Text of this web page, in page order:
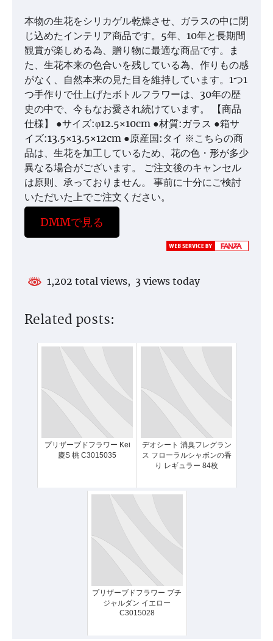
本物の生花をシリカゲル乾燥させ、ガラスの中に閉
じ込めたインテリア商品です。5年、10年と長期間
観賞が楽しめる為、贈り物に最適な商品です。ま
た、生花本来の色合いを残している為、作りもの感
がなく、自然本来の見た目を維持しています。1つ1
つ手作りで仕上げたボトルフラワーは、30年の歴
史の中で、今もなお愛され続けています。 【商品
仕様】 ●サイズ:φ12.5×10cm ●材質:ガラス ●箱サ
イズ:13.5×13.5×12cm ●原産国:タイ ※こちらの商
品は、生花を加工しているため、花の色・形が多少
異なる場合がございます。 ご注文後のキャンセル
は原則、承っておりません。 事前に十分にご検討
いただいた上でご注文ください。
DMMで見る
1,202 total views, 3 views today
Related posts:
プリザーブドフラワー Kei
慶S 桃 C3015035
デオシート 消臭フレグラン
ス フローラルシャボンの香
り レギュラー 84枚
プリザーブドフラワー プチ
ジャルダン イエロー
C3015028